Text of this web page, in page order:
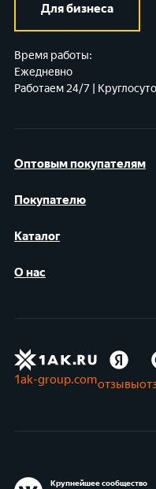
Оптовым покупателям
Покупателю
Каталог
О нас
Для бизнеса
Время работы:
Ежедневно
Работаем 24/7 |
1ak-group.comотзывы
Крупнейшее сообщество